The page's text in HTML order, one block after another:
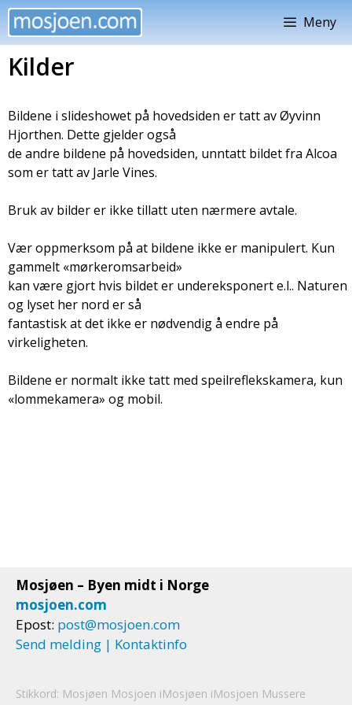
Hopp
innhold
Meny
Kilder
Bildene i slideshowet på hovedsiden er tatt av Øyvinn
Hjorthen. Dette gjelder også
de andre bildene på hovedsiden, unntatt bildet fra Alcoa
som er tatt av Jarle Vines.
Bruk av bilder er ikke tillatt uten nærmere avtale.
Vær oppmerksom på at bildene ikke er manipulert. Kun
gammelt «mørkeromsarbeid»
kan være gjort hvis bildet er undereksponert e.l.. Naturen
og lyset her nord er så
fantastisk at det ikke er nødvendig å endre på
virkeligheten.
Bildene er normalt ikke tatt med speilreflekskamera, kun
«lommekamera» og mobil.
Mosjøen – Byen midt i Norge
mosjoen.com
Epost: post@mosjoen.com
Send melding | Kontaktinfo
Stikkord: Mosjøen Mosjoen iMosjøen iMosjoen Mussere